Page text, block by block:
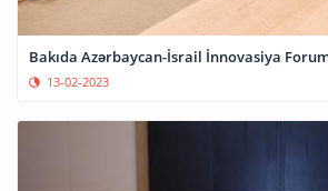
Bakıda Azərbaycan-İsrail İnnovasiya
13-02-2023